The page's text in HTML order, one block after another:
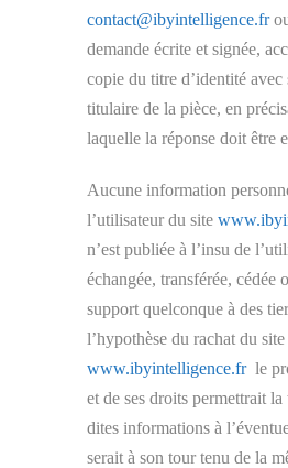
contact@ibyintelligence.fr
demande écrite et signée,
copie du titre d’identité avec
titulaire de la pièce, en
laquelle la réponse doit être
Aucune information
l’utilisateur du site
n’est publiée à l’insu de
échangée, transférée, cédée
support quelconque à des
l’hypothèse du rachat du site
www.ibyintelligence.frle
et de ses droits permettrait la
dites informations à
serait à son tour tenu de la